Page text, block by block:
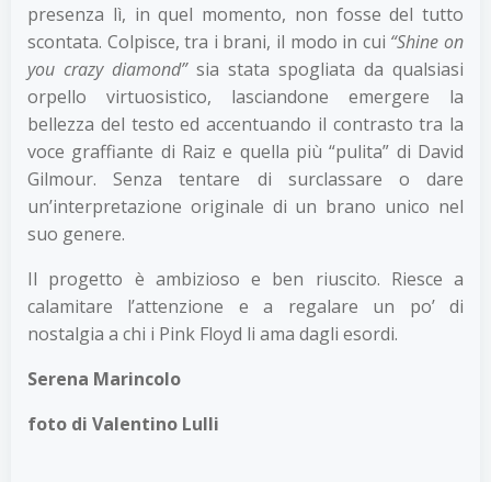
presenza lì, in quel momento, non fosse del tutto
scontata. Colpisce, tra i brani, il modo in cui “Shine on
you crazy diamond”sia stata spogliata da qualsiasi
orpello virtuosistico, lasciandone emergere la
bellezza del testo ed accentuando il contrasto tra la
voce graffiante di Raiz e quella più “pulita” di David
Gilmour. Senza tentare di surclassare o dare
un’interpretazione originale di un brano unico nel
suo genere.
Il progetto è ambizioso e ben riuscito. Riesce a
calamitare l’attenzione e a regalare un po’ di
nostalgia a chi i Pink Floyd li ama dagli esordi.
Serena Marincolo
foto di Valentino Lulli